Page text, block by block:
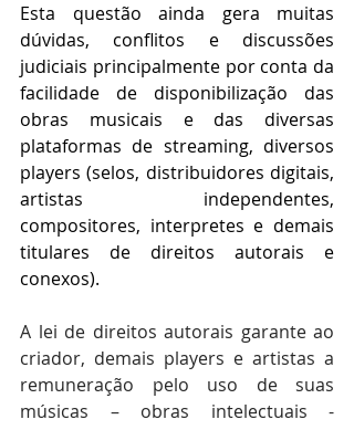
Esta questão ainda gera muitas
dúvidas, conflitos e discussões
judiciais principalmente por conta da
facilidade de disponibilização das
obras musicais e das diversas
plataformas de streaming, diversos
players (selos, distribuidores digitais,
artistas independentes,
compositores, interpretes e demais
titulares de direitos autorais e
conexos).
A lei de direitos autorais garante ao
criador, demais players e artistas a
remuneração pelo uso de suas
músicas – obras intelectuais -